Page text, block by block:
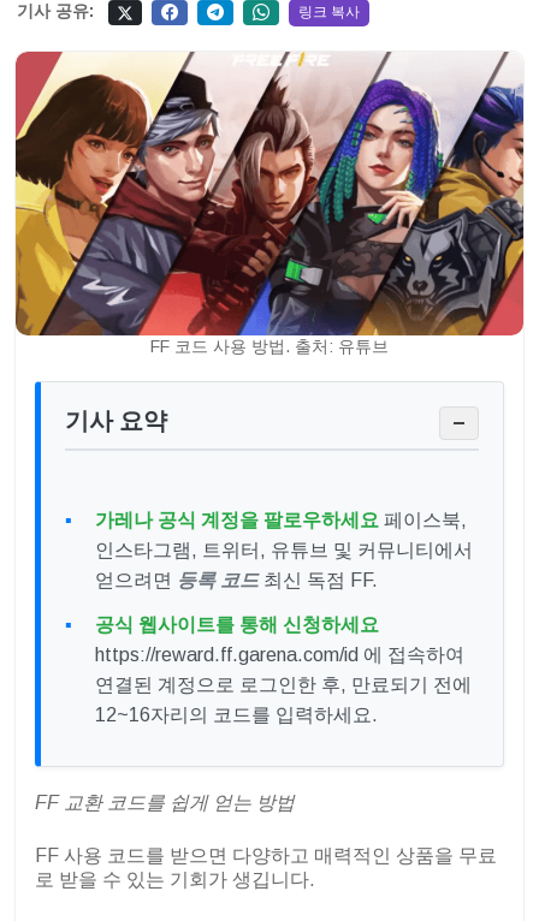
기사 공유: 링크 복사
FF 코드 사용 방법. 출처: 유튜브
기사 요약 −
가레나 공식 계정을 팔로우하세요 페이스북,
인스타그램, 트위터, 유튜브 및 커뮤니티에서
얻으려면 등록 코드최신 독점 FF.
공식 웹사이트를 통해 신청하세요
https://reward.ff.garena.com/id 에 접속하여
연결된 계정으로 로그인한 후, 만료되기 전에
12~16자리의 코드를 입력하세요.
FF 교환 코드를 쉽게 얻는 방법
FF 사용 코드를 받으면 다양하고 매력적인 상품을 무료
로 받을 수 있는 기회가 생깁니다.